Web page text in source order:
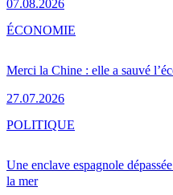
07.08.2026
Merci la Chine : elle a sauvé
27.07.2026
ÉCONOMIE
Une enclave espagnole
la mer
POLITIQUE